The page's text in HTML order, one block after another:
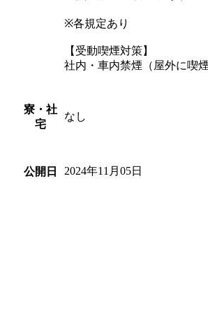
※各規定あり
【受動喫煙対策】
社内・車内禁煙（屋外に喫
寮・社
宅
なし
公開日 2024年11月05日